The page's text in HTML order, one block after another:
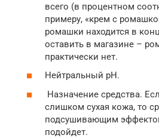
всего (в процентном
примеру, «крем с
ромашки находится в
оставить в магазине –
практически нет.
Нейтральный рН.
Назначение средства.
слишком сухая кожа, то
подсушивающим
подойдет.